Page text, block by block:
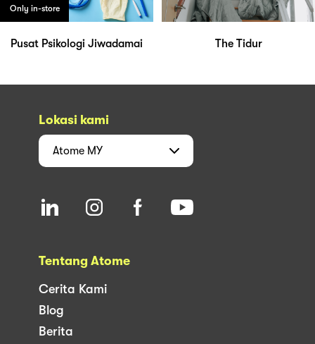
Only in-store
Pusat Psikologi Jiwadamai The Tidur
Lokasi kami
Atome MY
Tentang Atome
Cerita Kami
Blog
Berita